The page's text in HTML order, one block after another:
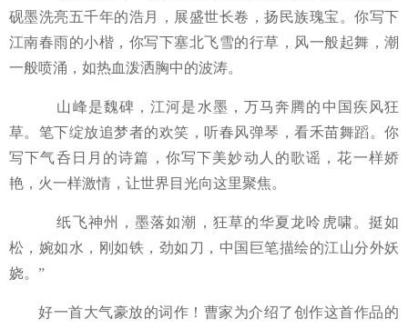
砚墨洗亮五千年的浩月，展盛世长卷，扬民族瑰宝。你写下
江南春雨的小楷，你写下塞北飞雪的行草，风一般起舞，潮
一般喷涌，如热血泼洒胸中的波涛。
山峰是魏碑，江河是水墨，万马奔腾的中国疾风狂
草。笔下绽放追梦者的欢笑，听春风弹琴，看禾苗舞蹈。你
写下气呑日月的诗篇，你写下美妙动人的歌谣，花一样娇
艳，火一样激情，让世界目光向这里聚焦。
纸飞神州，墨落如潮，狂草的华夏龙呤虎啸。挺如
松，婉如水，刚如铁，劲如刀，中国巨笔描绘的江山分外妖
娆。 ”
好一首大气豪放的词作！ 曹家为介绍了创作这首作品的